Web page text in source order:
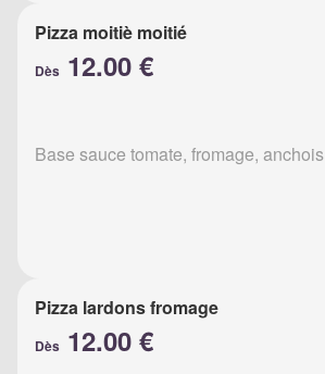
Pizza moitiè moitié
Dès 12.00 €
Base sauce tomate, fromage, anchois
Pizza lardons fromage
Dès 12.00 €